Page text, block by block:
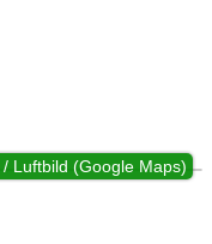
Luftbild (Google Maps)